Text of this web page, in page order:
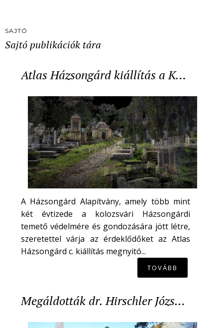
SAJTÓ
Sajtó publikációk tára
Atlas Házsongárd kiállítás a K…
A Házsongárd Alapítvány, amely több mint
két évtizede a kolozsvári Házsongárdi
temető védelmére és gondozására jött létre,
szeretettel várja az érdeklődőket az Atlas
Házsongárd c. kiállítás megnyitó...
TOVÁBB
Megáldották dr. Hirschler Józs…